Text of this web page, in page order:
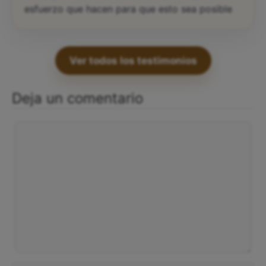
esfuerzo que hacen para que esto sea posible
Ver todos los testimonios
Deja un comentario